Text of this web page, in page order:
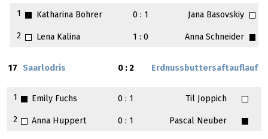
1 Katharina Bohrer 0 : 1 Jana Basovskiy
2 Lena Kalina 1 : 0 Anna Schneider
17 Saarlodris 0 : 2 Erdnussbuttersaftauflauf
1 Emily Fuchs 0 : 1 Til Joppich
2 Anna Huppert 0 : 1 Pascal Neuber